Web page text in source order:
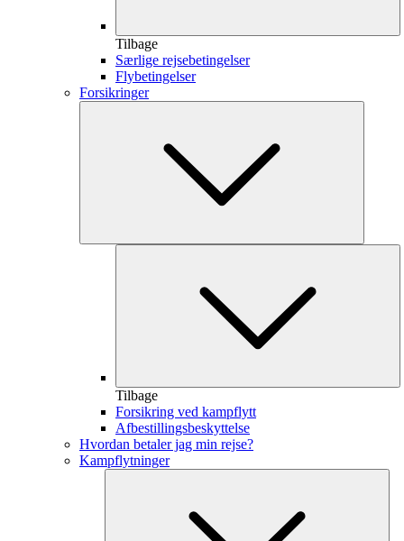
Tilbage
Særlige rejsebetingelser
Flybetingelser
Forsikringer
Tilbage
Forsikring ved kampflytt
Afbestillingsbeskyttelse
Hvordan betaler jag min rejse?
Kampflytninger